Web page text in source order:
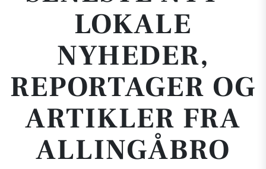
LOKALE
NYHEDER,
REPORTAGER OG
ARTIKLER FRA
ALLINGÅBRO